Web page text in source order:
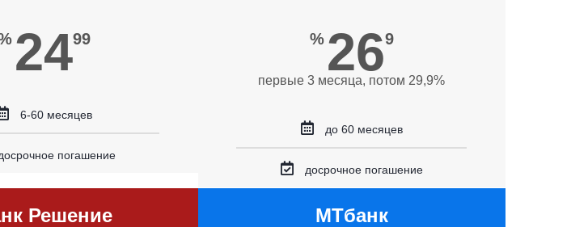
2499
6-60 месяцев
погашение
% 269
первые 3 месяца, потом 29,9%
до 60 месяцев
досрочное погашение
Решение МТбанк